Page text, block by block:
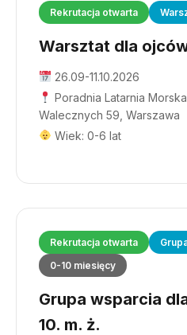
Rekrutacja otwarta
Warsztat dla
26.09-11.10.2026
Poradnia Latarnia
Walecznych 59, Warszawa
Wiek: 0-6 lat
Rekrutacja otwarta
0-10 miesięcy
Grupa wsparcia
10. m. ż.